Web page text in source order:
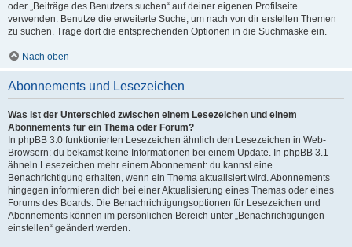
oder „Beiträge des Benutzers suchen“ auf deiner eigenen Profilseite
verwenden. Benutze die erweiterte Suche, um nach von dir erstellen Themen
zu suchen. Trage dort die entsprechenden Optionen in die Suchmaske ein.
Nach oben
Abonnements und Lesezeichen
Was ist der Unterschied zwischen einem Lesezeichen und einem
Abonnements für ein Thema oder Forum?
In phpBB 3.0 funktionierten Lesezeichen ähnlich den Lesezeichen in Web-
Browsern: du bekamst keine Informationen bei einem Update. In phpBB 3.1
ähneln Lesezeichen mehr einem Abonnement: du kannst eine
Benachrichtigung erhalten, wenn ein Thema aktualisiert wird. Abonnements
hingegen informieren dich bei einer Aktualisierung eines Themas oder eines
Forums des Boards. Die Benachrichtigungsoptionen für Lesezeichen und
Abonnements können im persönlichen Bereich unter „Benachrichtigungen
einstellen“ geändert werden.